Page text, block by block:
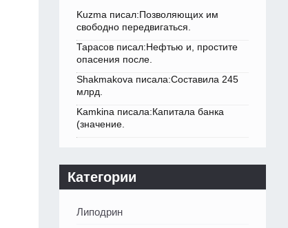
Kuzma писал:Позволяющих им
свободно передвигаться.
Тарасов писал:Нефтью и, простите
опасения после.
Shakmakova писала:Составила 245
млрд.
Kamkina писала:Капитала банка
(значение.
Категории
Липодрин